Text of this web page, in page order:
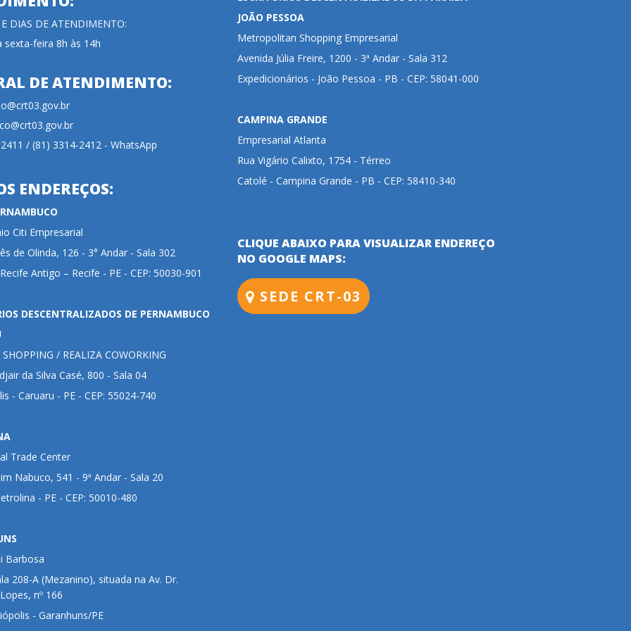
DIAS DE ATENDIMENTO:
sexta-feira 8h às 14h
DE ATENDIMENTO:
/ (81) 3314-2412 - WhatsApp
ENDEREÇOS:
Citi Empresarial
de Olinda, 126 - 3° Andar - Sala 302
Antigo – Recife - PE - CEP: 50030-901
DESCENTRALIZADOS DE PERNAMBUCO
SHOPPING / REALIZA COWORKING
da Silva Casé, 800 - Sala 04
- Caruaru - PE - CEP: 55024-740
Trade Center
Nabuco, 541 - 9ª Andar - Sala 20
- PE - CEP: 50010-480
Barbosa
208-A (Mezanino), situada na Av. Dr.
nº 166
- Garanhuns/PE
JOÃO PESSOA
Metropolitan Shopping Empresarial
Avenida Júlia Freire, 1200 - 3ª Andar - Sala 312
Expedicionários - João Pessoa - PB - CEP: 58041-000
CAMPINA GRANDE
Empresarial Atlanta
Rua Vigário Calixto, 1754 - Térreo
Catolé - Campina Grande - PB - CEP: 58410-340
CLIQUE ABAIXO PARA VISUALIZAR ENDEREÇO
NO GOOGLE MAPS:
SEDE CRT-03